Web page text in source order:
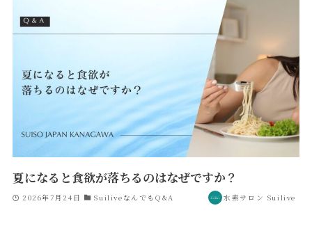
夏になると食欲が落ちるのはなぜですか？
2026年7月24日 SuiliveなんでもQ&A 水素サロン Suilive